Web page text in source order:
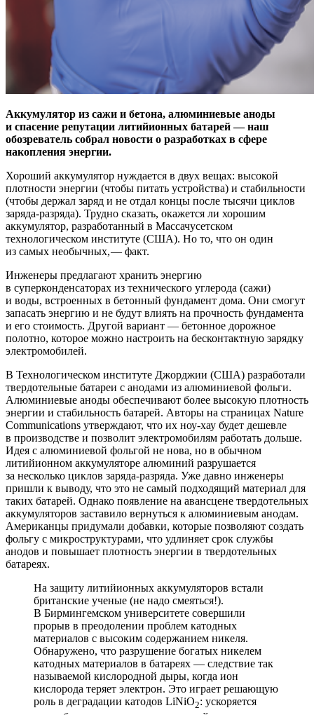
Аккумулятор из сажи и бетона, алюминиевые аноды
и спасение репутации литийионных батарей — ​наш
обозреватель собрал новости о разработках в cфере
накопления энергии.
Хороший аккумулятор нуждается в двух вещах: высокой
плотности энергии (чтобы питать устройства) и стабильности
(чтобы держал заряд и не отдал концы после тысячи циклов
заряда-разряда). Трудно сказать, окажется ли хорошим
аккумулятор, разработанный в Массачусетском
технологическом институте (США). Но то, что он один
из самых необычных, — ​факт.
Инженеры предлагают хранить энергию
в суперконденсаторах из технического углерода (сажи)
и воды, встроенных в бетонный фундамент дома. Они смогут
запасать энергию и не будут влиять на прочность фундамента
и его стоимость. Другой вариант — ​бетонное дорожное
полотно, которое можно настроить на бесконтактную зарядку
электромобилей.
В Технологическом институте Джорджии (США) разработали
твердотельные батареи с анодами из алюминиевой фольги.
Алюминиевые аноды обеспечивают более высокую плотность
энергии и стабильность батарей. Авторы на страницах Nature
Communications утверждают, что их ноу-хау будет дешевле
в производстве и позволит электромобилям работать дольше.
Идея с алюминиевой фольгой не нова, но в обычном
литийионном аккумуляторе алюминий разрушается
за несколько циклов заряда-разряда. Уже давно инженеры
пришли к выводу, что это не самый подходящий материал для
таких батарей. Однако появление на авансцене твердотельных
аккумуляторов заставило вернуться к алюминиевым анодам.
Американцы придумали добавки, которые позволяют создать
фольгу с микроструктурами, что удлиняет срок службы
анодов и повышает плотность энергии в твердотельных
батареях.
На защиту литийионных аккумуляторов встали
британские ученые (не надо смеяться!).
В Бирмингемском университете совершили
прорыв в преодолении проблем катодных
материалов с высоким содержанием никеля.
Обнаружено, что разрушение богатых никелем
катодных материалов в батареях — ​следствие так
называемой кислородной дыры, когда ион
кислорода теряет электрон. Это играет решающую
роль в деградации катодов LiNiO2: ускоряется